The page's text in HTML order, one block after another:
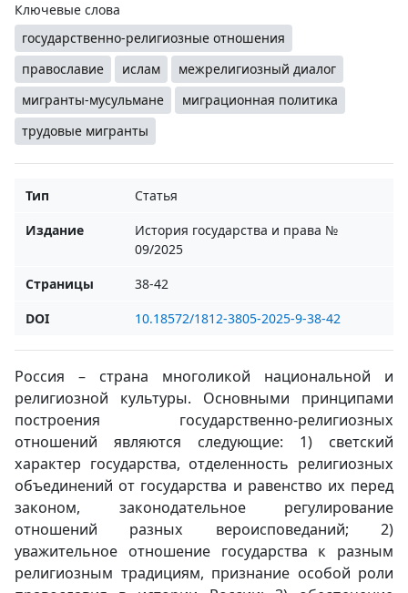
Ключевые слова
государственно-религиозные отношения
православие
ислам
межрелигиозный диалог
мигранты-мусульмане
миграционная политика
трудовые мигранты
Тип
Статья
Издание
История государства и права №
09/2025
Страницы
38-42
DOI
10.18572/1812-3805-2025-9-38-42
Россия – страна многоликой национальной и
религиозной культуры. Основными принципами
построения государственно-религиозных
отношений являются следующие: 1) светский
характер государства, отделенность религиозных
объединений от государства и равенство их перед
законом, законодательное регулирование
отношений разных вероисповеданий; 2)
уважительное отношение государства к разным
религиозным традициям, признание особой роли